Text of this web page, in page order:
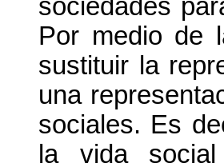
sociedades
Por medio de
sustituir la
una
sociales. Es
la vida